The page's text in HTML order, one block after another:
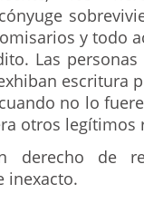
y todo
Las
escritura
no lo
otros legítimos
derecho de
inexacto.